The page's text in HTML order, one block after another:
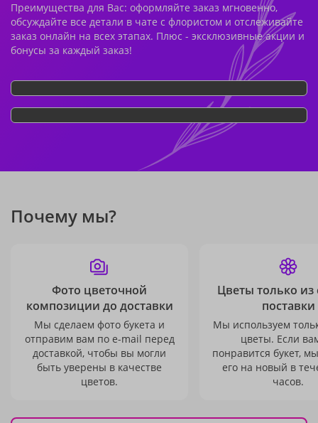
Преимущества для Вас: оформляйте заказ мгновенно,
обсуждайте все детали в чате с флористом и отслеживайте
заказ онлайн на всех этапах. Плюс - эксклюзивные акции и
бонусы за каждый заказ!
Почему мы?
Фото цветочной
композиции до доставки
Мы сделаем фото букета и
отправим вам по e-mail перед
доставкой, чтобы вы могли
быть уверены в качестве
цветов.
Цветы только из
поставки
Мы используем
цветы. Если
понравится букет,
его на новый в
часов.